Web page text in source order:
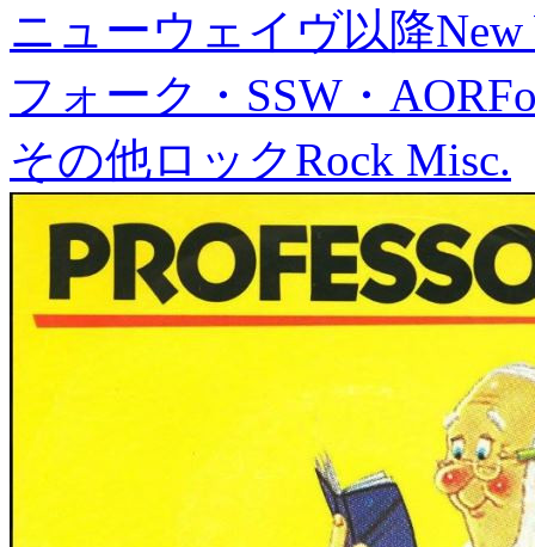
ニューウェイヴ以降New
フォーク・SSW・AOR
その他ロックRock Misc.